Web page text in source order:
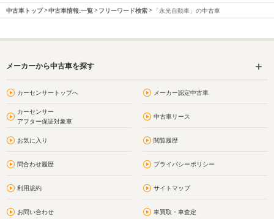
中古車トップ 中古車情報:一覧 フリーワード検索 「永光自動車」の中古車
メーカーから中古車を探す
カーセンサートップへ メーカー認定中古車
カーセンサー
アフター保証対象車
中古車リース
お気に入り 閲覧履歴
問合わせ履歴 プライバシーポリシー
利用規約 サイトマップ
お問い合わせ 車買取・車査定